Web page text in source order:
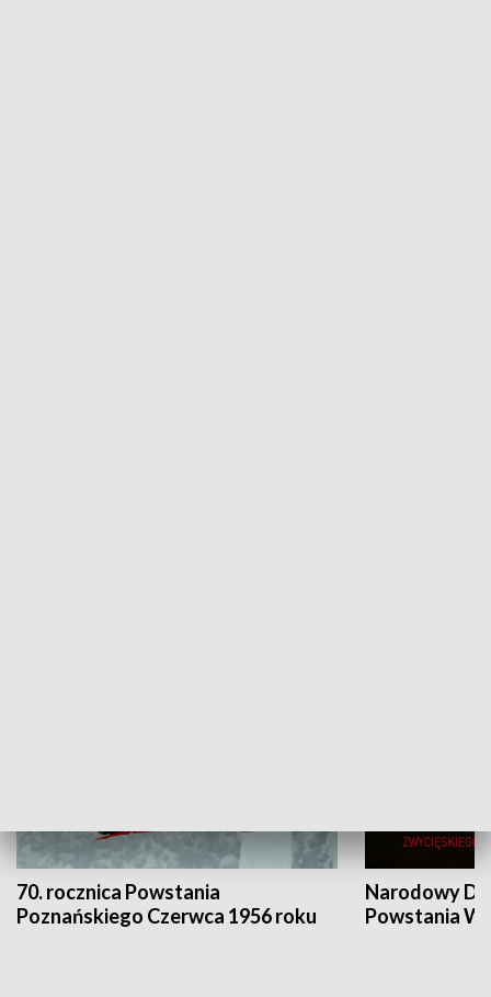
70. rocznica Powstania
Poznańskiego Czerwca 1956 roku
Narodowy
Powstania